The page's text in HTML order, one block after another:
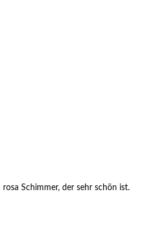
Schimmer, der sehr schön ist.